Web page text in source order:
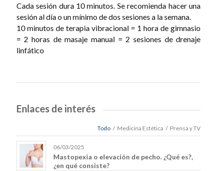
Cada sesión dura 10 minutos. Se recomienda hacer una
sesión al día o un mínimo de dos sesiones a la semana.
10 minutos de terapia vibracional = 1 hora de gimnasio
= 2 horas de masaje manual = 2 sesiones de drenaje
linfático
Enlaces de interés
Todo / Medicina Estética / Prensa y TV
06/03/2025
Mastopexia o elevación de pecho. ¿Qué es?,
¿en qué consiste?